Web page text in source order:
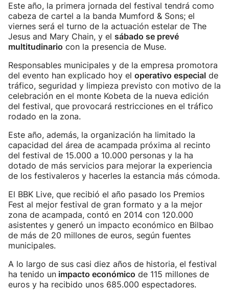
Este año, la primera jornada del festival tendrá como
cabeza de cartel a la banda Mumford & Sons; el
viernes será el turno de la actuación estelar de The
Jesus and Mary Chain, y el sábado se prevé
multitudinario con la presencia de Muse.
Responsables municipales y de la empresa promotora
del evento han explicado hoy el operativo especial de
tráfico, seguridad y limpieza previsto con motivo de la
celebración en el monte Kobeta de la nueva edición
del festival, que provocará restricciones en el tráfico
rodado en la zona.
Este año, además, la organización ha limitado la
capacidad del área de acampada próxima al recinto
del festival de 15.000 a 10.000 personas y la ha
dotado de más servicios para mejorar la experiencia
de los festivaleros y hacerles la estancia más cómoda.
El BBK Live, que recibió el año pasado los Premios
Fest al mejor festival de gran formato y a la mejor
zona de acampada, contó en 2014 con 120.000
asistentes y generó un impacto económico en Bilbao
de más de 20 millones de euros, según fuentes
municipales.
A lo largo de sus casi diez años de historia, el festival
ha tenido un impacto económico de 115 millones de
euros y ha recibido unos 685.000 espectadores.